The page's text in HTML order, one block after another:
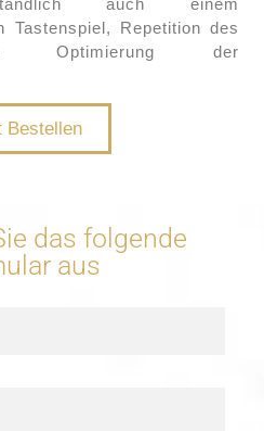
auch einem
Tastenspiel, Repetition des
Optimierung der
Bestellen
das folgende
aus